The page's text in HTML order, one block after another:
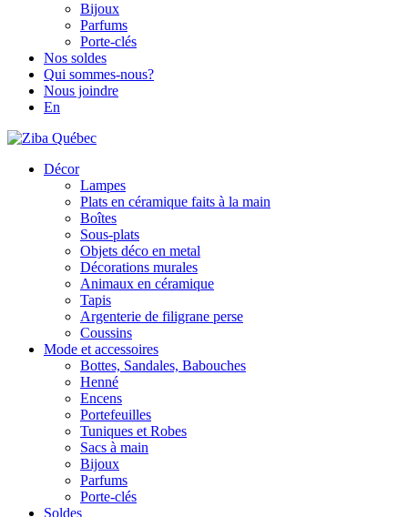
Bijoux
Parfums
Porte-clés
Nos soldes
Qui sommes-nous?
Nous joindre
En
Décor
Lampes
Plats en céramique faits à la main
Boîtes
Sous-plats
Objets déco en metal
Décorations murales
Animaux en céramique
Tapis
Argenterie de filigrane perse
Coussins
Mode et accessoires
Bottes, Sandales, Babouches
Henné
Encens
Portefeuilles
Tuniques et Robes
Sacs à main
Bijoux
Parfums
Porte-clés
Soldes